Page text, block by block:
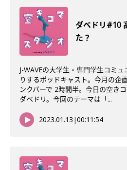
ダべドリ#10
た？
J-WAVEの大学生・専門学生コミ
りするポッドキャスト。今月の企
ンクバーで 2時間半。今日の空き
ダベドリ。今回のテーマは「...
2023.01.13 |00:11:54